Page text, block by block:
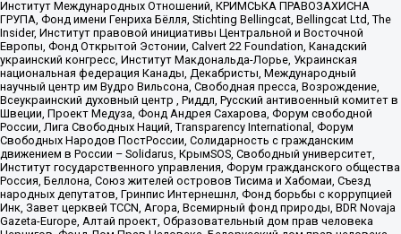
Институт Международных Отношений, КРИМСЬКА ПРАВОЗАХИСНА
ГРУПА, Фонд имени Генриха Бёлля, Stichting Bellingcat, Bellingcat Ltd, The
Insider, Институт правовой инициативы Центральной и Восточной
Европы, Фонд Открытой Эстонии, Calvert 22 Foundation, Канадский
украинский конгресс, Институт Макдональда-Лорье, Украинская
национальная федерация Канады, Декабристы, Международный
научный центр им Вудро Вильсона, Свободная пресса, Возрождение,
Всеукраинский духовный центр , Риддл, Русский антивоенный комитет в
Швеции, Проект Медуза, Фонд Андрея Сахарова, Форум свободной
России, Лига Свободных Наций, Transparеncy International, Форум
Свободных Народов ПостРоссии, Солидарность с гражданским
движением в России – Solidarus, КрымSOS, Свободный университет,
Институт государственного управления, Форум гражданского общества
Россия, Беллона, Союз жителей островов Тисима и Хабомаи, Съезд
народных депутатов, Гринпис Интернешнл, Фонд борьбы с коррупцией
Инк, Завет церквей TCCN, Агора, Всемирный фонд природы, BDR Novaja
Gazeta-Europe, Алтай проект, Образовательный дом прав человека